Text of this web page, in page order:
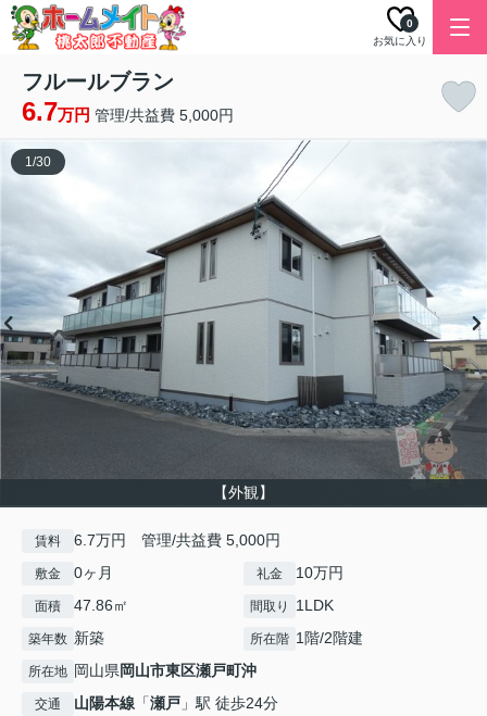
お気に入り
0
フルールブラン
6.7万円 管理/共益費 5,000円
【外観】
1/30
賃料 6.7万円 管理/共益費 5,000円
敷金 0ヶ月 礼金 10万円
面積 47.86㎡ 間取り 1LDK
築年数 新築 所在階 1階/2階建
所在地 岡山県岡山市東区瀬戸町沖
交通 山陽本線 「瀬戸 」駅 徒歩24分